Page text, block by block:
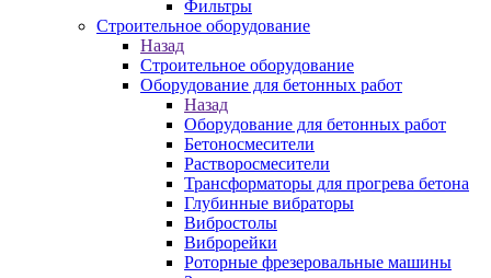
Фильтры
Строительное оборудование
Назад
Строительное оборудование
Оборудование для бетонных работ
Назад
Оборудование для бетонных работ
Бетоносмесители
Растворосмесители
Трансформаторы для прогрева бетона
Глубинные вибраторы
Вибростолы
Виброрейки
Роторные фрезеровальные машины